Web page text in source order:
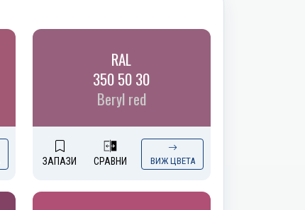
RAL
350 50 30
Beryl red
ЗАПАЗИ СРАВНИ ВИЖ ЦВЕТА